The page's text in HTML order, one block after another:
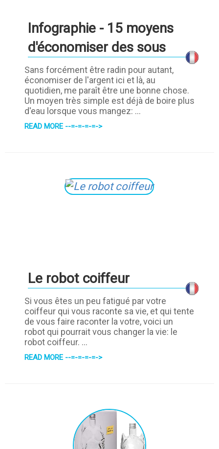
Infographie - 15 moyens
d'économiser des sous
Sans forcément être radin pour autant,
économiser de l'argent ici et là, au
quotidien, me paraît être une bonne chose.
Un moyen très simple est déjà de boire plus
d'eau lorsque vous mangez: ...
READ MORE --=-=-=-=->
Le robot coiffeur
Si vous êtes un peu fatigué par votre
coiffeur qui vous raconte sa vie, et qui tente
de vous faire raconter la votre, voici un
robot qui pourrait vous changer la vie: le
robot coiffeur. ...
READ MORE --=-=-=-=->